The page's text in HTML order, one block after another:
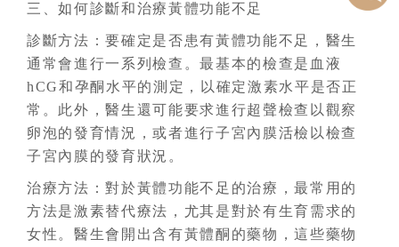
三、如何診斷和治療黃體功能不足
診斷方法：要確定是否患有黃體功能不足，醫生
通常會進行一系列檢查。最基本的檢查是血液
hCG和孕酮水平的測定，以確定激素水平是否正
常。此外，醫生還可能要求進行超聲檢查以觀察
卵泡的發育情況，或者進行子宮內膜活檢以檢查
子宮內膜的發育狀況。
治療方法：對於黃體功能不足的治療，最常用的
方法是激素替代療法，尤其是對於有生育需求的
女性。醫生會開出含有黃體酮的藥物，這些藥物